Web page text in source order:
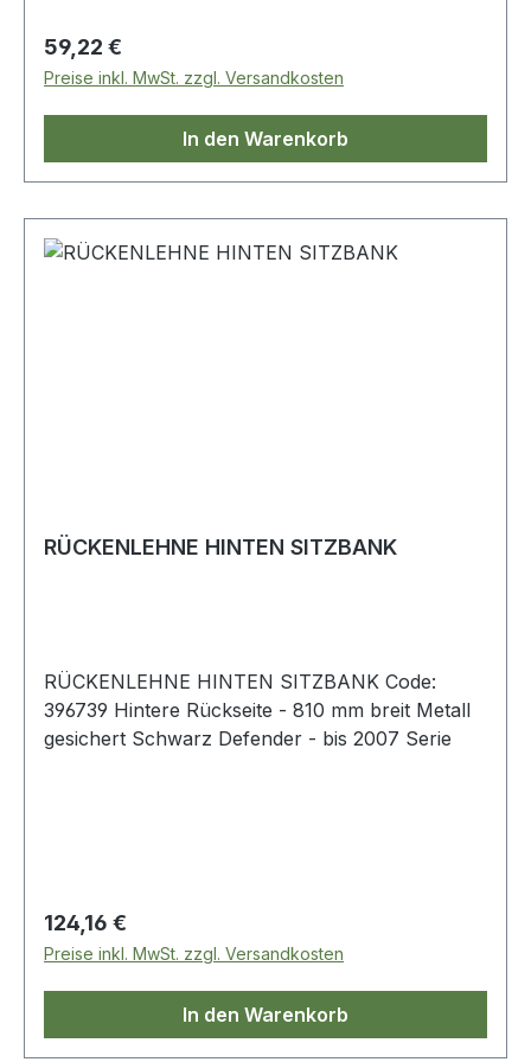
Regulärer Preis:
59,22 €
Preise inkl. MwSt. zzgl. Versandkosten
In den Warenkorb
RÜCKENLEHNE HINTEN SITZBANK
RÜCKENLEHNE HINTEN SITZBANK Code:
396739 Hintere Rückseite - 810 mm breit Metall
gesichert Schwarz Defender - bis 2007 Serie
Regulärer Preis:
124,16 €
Preise inkl. MwSt. zzgl. Versandkosten
In den Warenkorb